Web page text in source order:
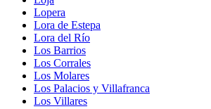
Lopera
Lora de Estepa
Lora del Río
Los Barrios
Los Corrales
Los Molares
Los Palacios y Villafranca
Los Villares